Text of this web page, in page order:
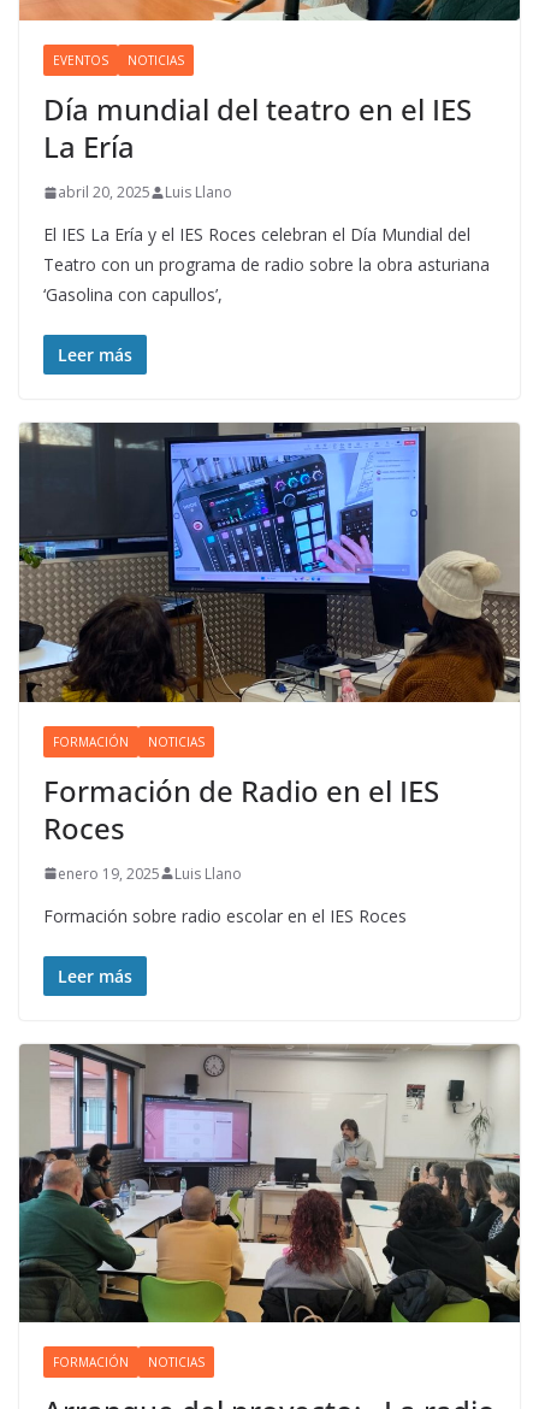
EVENTOS NOTICIAS
Día mundial del teatro en el IES
La Ería
abril 20, 2025 Luis Llano
El IES La Ería y el IES Roces celebran el Día Mundial del
Teatro con un programa de radio sobre la obra asturiana
‘Gasolina con capullos’,
Leer más
FORMACIÓN NOTICIAS
Formación de Radio en el IES
Roces
enero 19, 2025 Luis Llano
Formación sobre radio escolar en el IES Roces
Leer más
FORMACIÓN NOTICIAS